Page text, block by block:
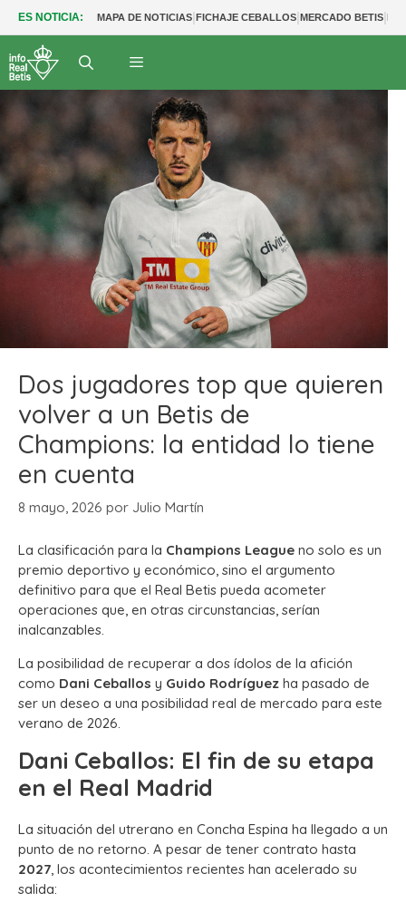
ES NOTICIA: MAPA DE NOTICIAS|FICHAJE CEBALLOS|MERCADO BETIS|
Dos jugadores top que quieren
volver a un Betis de
Champions: la entidad lo tiene
en cuenta
8 mayo, 2026 por Julio Martín
La clasificación para la Champions League no solo es un
premio deportivo y económico, sino el argumento
definitivo para que el Real Betis pueda acometer
operaciones que, en otras circunstancias, serían
inalcanzables.
La posibilidad de recuperar a dos ídolos de la afición
como Dani Ceballos y Guido Rodríguez ha pasado de
ser un deseo a una posibilidad real de mercado para este
verano de 2026.
Dani Ceballos: El fin de su etapa
en el Real Madrid
La situación del utrerano en Concha Espina ha llegado a un
punto de no retorno. A pesar de tener contrato hasta
2027, los acontecimientos recientes han acelerado su
salida: